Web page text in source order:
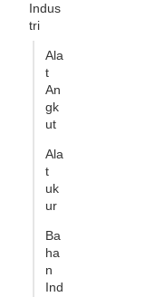
Indus
tri
Ala
t
An
gk
ut
Ala
t
uk
ur
Ba
ha
n
Ind